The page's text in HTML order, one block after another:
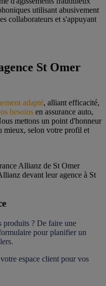
utilisant abusivement
collaborateurs et s'appuyant
St Omer
adapté, alliant efficacité,
besoins en assurance auto,
mettons un point d'honneur
mieux, selon votre profil et
produits ? De faire une
pour planifier un
espace client pour vos